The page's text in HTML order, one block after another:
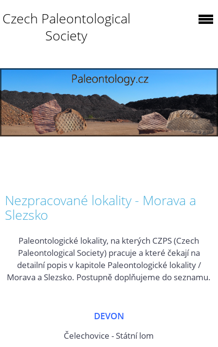
Czech Paleontological
Society
Nezpracované lokality - Morava a
Slezsko
Paleontologické lokality, na kterých CZPS (Czech
Paleontological Society) pracuje a které čekají na
detailní popis v kapitole Paleontologické lokality /
Morava a Slezsko. Postupně doplňujeme do seznamu.
DEVON
Čelechovice - Státní lom